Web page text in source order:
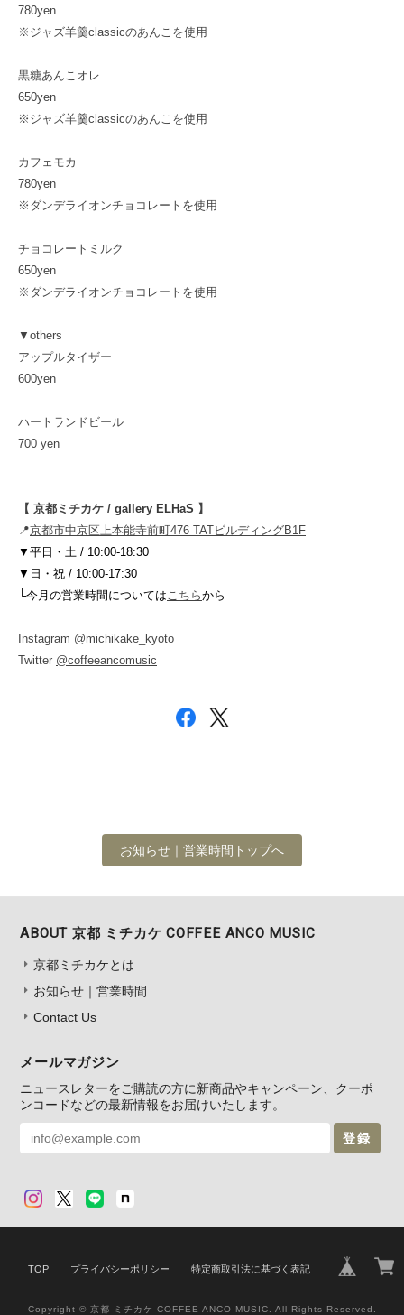
780yen
※ジャズ羊羹classicのあんこを使用
黒糖あんこオレ
650yen
※ジャズ羊羹classicのあんこを使用
カフェモカ
780yen
※ダンデライオンチョコレートを使用
チョコレートミルク
650yen
※ダンデライオンチョコレートを使用
▼others
アップルタイザー
600yen
ハートランドビール
700 yen
【 京都ミチカケ / gallery ELHaS 】
📍京都市中京区上本能寺前町476 TATビルディングB1F
▼平日・土 / 10:00-18:30
▼日・祝 / 10:00-17:30
└今月の営業時間については こちらから
Instagram @michikake_kyoto
Twitter @coffeeancomusic
お知らせ｜営業時間トップへ
ABOUT 京都 ミチカケ COFFEE ANCO MUSIC
京都ミチカケとは
お知らせ｜営業時間
Contact Us
メールマガジン
ニュースレターをご購読の方に新商品やキャンペーン、クーポ
ンコードなどの最新情報をお届けいたします。
登録
TOP プライバシーポリシー 特定商取引法に基づく表記
Copyright © 京都 ミチカケ COFFEE ANCO MUSIC. All Rights Reserved.